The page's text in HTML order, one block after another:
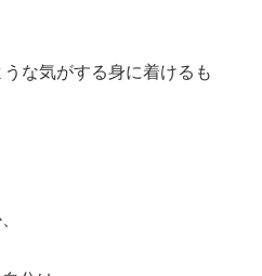
な気がする身に着けるも